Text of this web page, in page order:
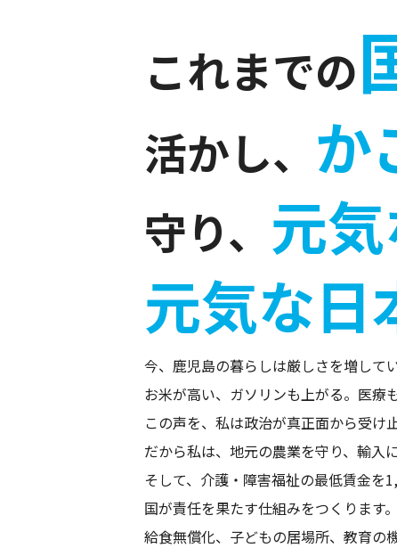
これまでの
活かし、 か
守り、 元
元気な日
今、鹿児島の暮らしは厳しさを増してい
お米が高い、ガソリンも上がる。医療
この声を、私は政治が真正面から受け
だから私は、地元の農業を守り、輸入
そして、介護・障害福祉の最低賃金を
国が責任を果たす仕組みをつくります。
給食無償化、子どもの居場所、教育の